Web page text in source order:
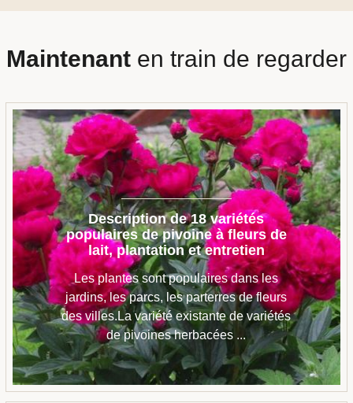
Maintenanten train de regarder
Description de 18 variétés
populaires de pivoine à fleurs de
lait, plantation et entretien
Les plantes sont populaires dans les
jardins, les parcs, les parterres de fleurs
des villes.La variété existante de variétés
de pivoines herbacées ...